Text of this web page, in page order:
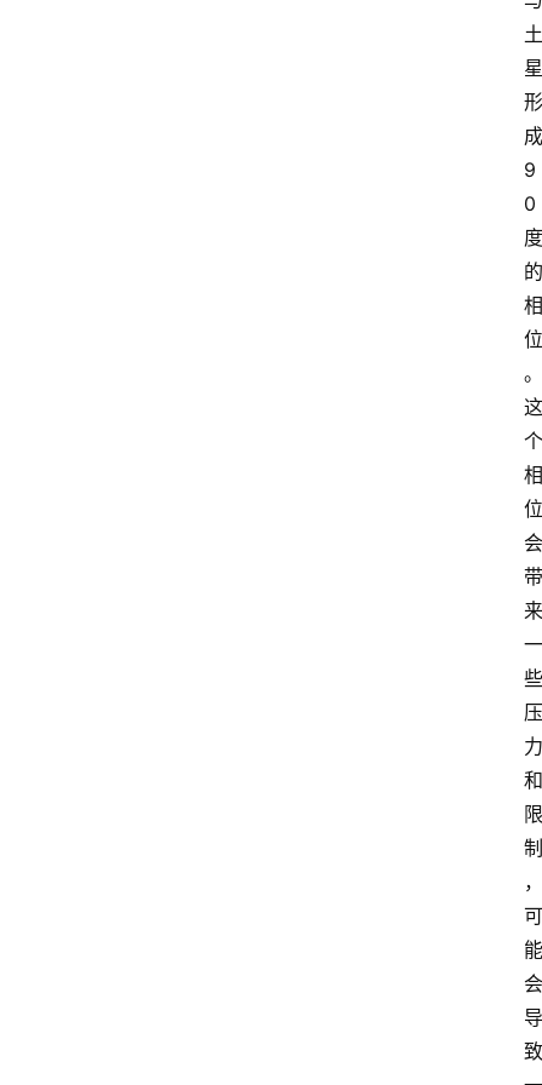
土
星
形
成
9
0
度
的
相
位
。
这
个
相
位
会
带
来
一
些
压
力
和
限
制
，
可
能
会
导
致